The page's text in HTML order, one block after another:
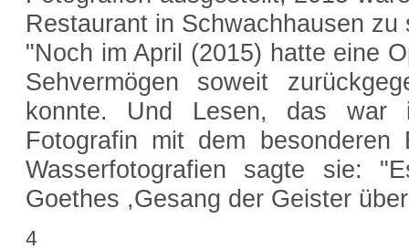
Restaurant in Schwachhausen zu
"Noch im April (2015) hatte eine
Sehvermögen soweit
konnte. Und Lesen, das war
Fotografin mit dem
Wasserfotografien sagte sie:
Goethes ,Gesang der Geister
4